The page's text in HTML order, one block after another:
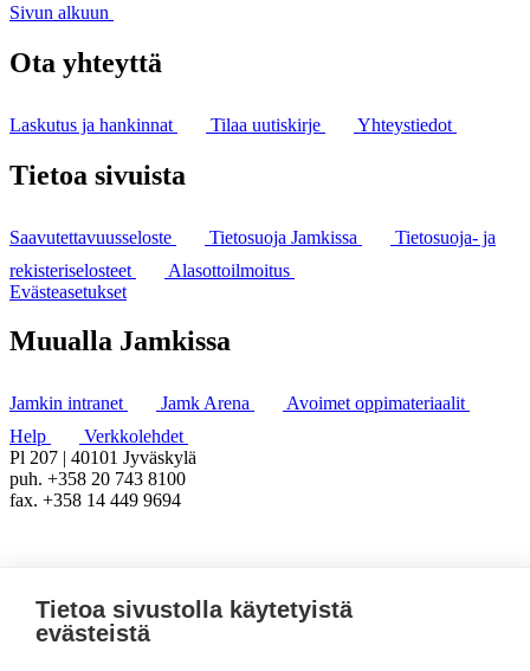
Sivun alkuun
Ota yhteyttä
Laskutus ja hankinnat Tilaa uutiskirje Yhteystiedot
Tietoa sivuista
Saavutettavuusseloste Tietosuoja Jamkissa
Tietosuoja- ja
rekisteriselosteet
Alasottoilmoitus
Evästeasetukset
Muualla Jamkissa
Jamkin intranet Jamk Arena
Avoimet oppimateriaalit
Help
Verkkolehdet
Pl 207 | 40101 Jyväskylä
puh. +358 20 743 8100
fax. +358 14 449 9694
Tietoa sivustolla käytetyistä
evästeistä